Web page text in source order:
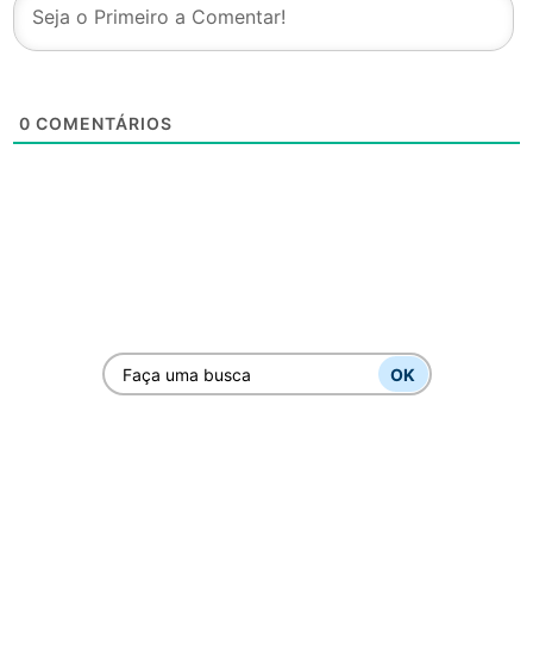
0 COMENTÁRIOS